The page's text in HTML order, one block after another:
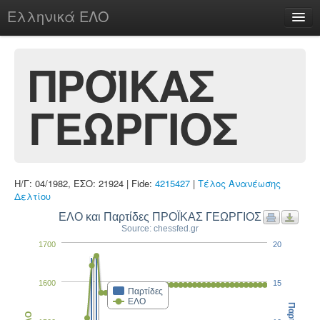
Ελληνικά ΕΛΟ
chesstu.be @ discord
Login
ΠΡΟΪΚΑΣ
ΓΕΩΡΓΙΟΣ
Η/Γ: 04/1982, ΕΣΟ: 21924 | Fide: 4215427 | Τέλος Ανανέωσης
Δελτίου
ΕΛΟ και Παρτίδες ΠΡΟΪΚΑΣ ΓΕΩΡΓΙΟΣ
Source: chessfed.gr
Παρτίδες
ΕΛΟ
1600
1700
15
20